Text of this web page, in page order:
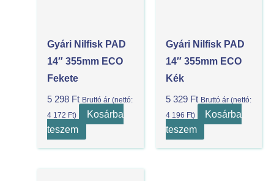
Gyári Nilfisk PAD
14″ 355mm ECO
Fekete
5 298 Ft Bruttó ár (nettó:
4 172 Ft)
Kosárba
teszem
Gyári Nilfisk PAD
14″ 355mm ECO
Kék
5 329 Ft Bruttó ár (nettó:
4 196 Ft)
Kosárba
teszem